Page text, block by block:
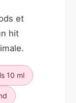
et
hit
10 ml